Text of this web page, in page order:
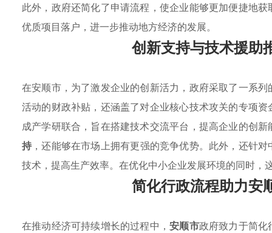
此外，政府还简化了申请流程，使企业能够更加便捷地
优质项目落户，进一步推动地方经济的发展。
创新支持与技术援助
在安顺市，为了激发企业的创新活力，政府采取了一系列
活动的财政补贴，还涵盖了对企业核心技术攻关的专项
成产学研联合，旨在搭建技术交流平台，提高企业的创
持 ，还能够在市场上拥有更强的竞争优势。此外，还针
技术，提高生产效率。在优化中小企业发展环境的同时，
简化行政流程助力安
在推动经济可持续增长的过程中，安顺市政府致力于简化